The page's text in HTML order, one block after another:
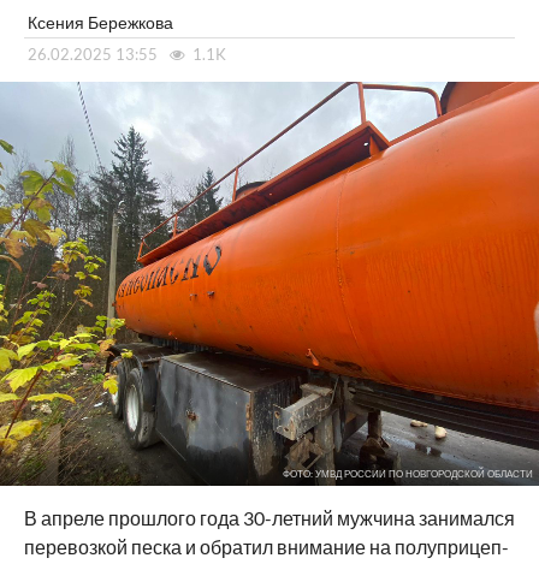
Ксения Бережкова
26.02.2025 13:55 1.1K
ФОТО: УМВД РОССИИ ПО НОВГОРОДСКОЙ ОБЛАСТИ
В апреле прошлого года 30-летний мужчина занимался
перевозкой песка и обратил внимание на полуприцеп-